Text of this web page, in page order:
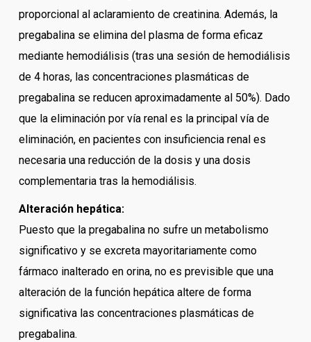
proporcional al aclaramiento de creatinina. Además, la
pregabalina se elimina del plasma de forma eficaz
mediante hemodiálisis (tras una sesión de hemodiálisis
de 4 horas, las concentraciones plasmáticas de
pregabalina se reducen aproximadamente al 50%). Dado
que la eliminación por vía renal es la principal vía de
eliminación, en pacientes con insuficiencia renal es
necesaria una reducción de la dosis y una dosis
complementaria tras la hemodiálisis.
Alteración hepática:
Puesto que la pregabalina no sufre un metabolismo
significativo y se excreta mayoritariamente como
fármaco inalterado en orina, no es previsible que una
alteración de la función hepática altere de forma
significativa las concentraciones plasmáticas de
pregabalina.